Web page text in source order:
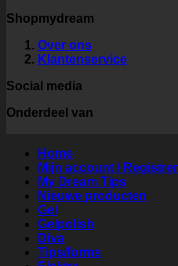
Shopmydream
Over ons
Klantenservice
Social media
Onderdeel van
Home
Mijn account /
My Dream Tips
Nieuwe producten
Gel
Gelpolish
Diva
Tips/forms